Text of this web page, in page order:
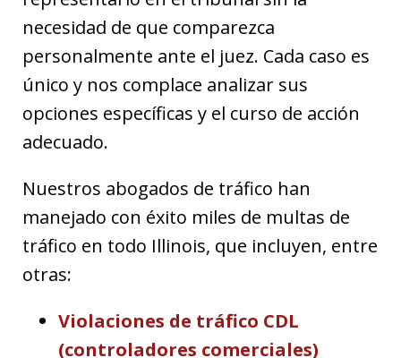
necesidad de que comparezca
personalmente ante el juez. Cada caso es
único y nos complace analizar sus
opciones específicas y el curso de acción
adecuado.
Nuestros abogados de tráfico han
manejado con éxito miles de multas de
tráfico en todo Illinois, que incluyen, entre
otras:
Violaciones de tráfico CDL
(controladores comerciales)